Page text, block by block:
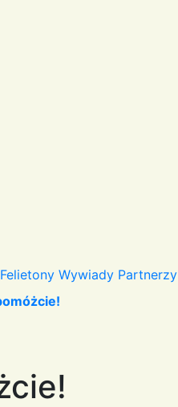
Felietony Wywiady Partnerzy